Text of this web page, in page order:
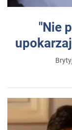
"Nie